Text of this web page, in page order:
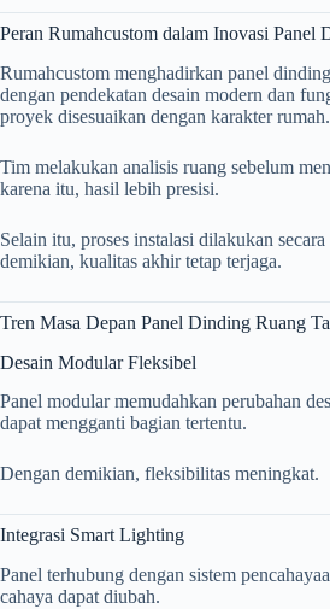
Peran Rumahcustom dalam Inovasi Panel
Rumahcustom menghadirkan panel
dengan pendekatan desain modern dan
proyek disesuaikan dengan karakter rumah.
Tim melakukan analisis ruang sebelum
karena itu, hasil lebih presisi.
Selain itu, proses instalasi dilakukan
demikian, kualitas akhir tetap terjaga.
Tren Masa Depan Panel Dinding Ruang
Desain Modular Fleksibel
Panel modular memudahkan perubahan
dapat mengganti bagian tertentu.
Dengan demikian, fleksibilitas meningkat.
Integrasi Smart Lighting
Panel terhubung dengan sistem
cahaya dapat diubah.